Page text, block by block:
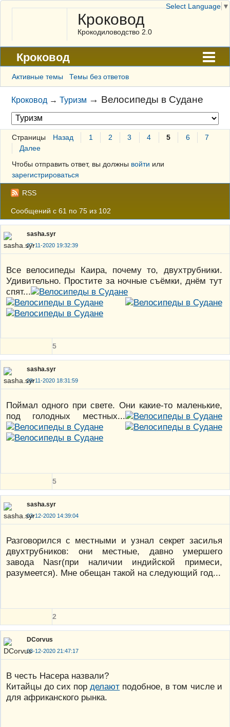
Кроковод
Крокодиловодство 2.0
Кроковод
Форум
Архив
ГАЛЕРЕЯ
Правила
Поиск
Регистрация
Вход
Активные темы Темы без ответов
Кроковод →Туризм → Велосипеды в Судане
Страницы Назад 1 2 3 4 5 6
7
Далее
Чтобы отправить ответ, вы должны войти или
зарегистрироваться
RSS
Сообщений с 61 по 75 из 102
sasha.syr
27-11-2020 19:32:39
Все велосипеды Каира, почему то, двухтрубники.
Удивительно. Простите за ночные съёмки, днём тут
спят...
5
sasha.syr
28-11-2020 18:31:59
Поймал одного при свете. Они какие-то маленькие,
под голодных местных...
5
sasha.syr
03-12-2020 14:39:04
Разговорился с местными и узнал секрет засилья
двухтрубников: они местные, давно умершего
завода Nasr(при наличии индийской примеси,
разумеется). Мне обещан такой на следующий год...
2
DCorvus
03-12-2020 21:47:17
В честь Насера назвали?
Китайцы до сих пор делают подобное, в том числе и
для африканского рынка.
Select Language ▼